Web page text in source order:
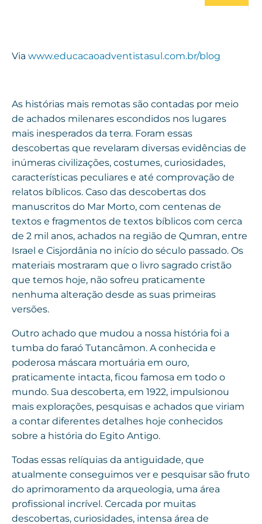
Via www.educacaoadventistasul.com.br/blog
As histórias mais remotas são contadas por meio
de achados milenares escondidos nos lugares
mais inesperados da terra. Foram essas
descobertas que revelaram diversas evidências de
inúmeras civilizações, costumes, curiosidades,
características peculiares e até comprovação de
relatos bíblicos. Caso das descobertas dos
manuscritos do Mar Morto, com centenas de
textos e fragmentos de textos bíblicos com cerca
de 2 mil anos, achados na região de Qumran, entre
Israel e Cisjordânia no início do século passado. Os
materiais mostraram que o livro sagrado cristão
que temos hoje, não sofreu praticamente
nenhuma alteração desde as suas primeiras
versões.
Outro achado que mudou a nossa história foi a
tumba do faraó Tutancâmon. A conhecida e
poderosa máscara mortuária em ouro,
praticamente intacta, ficou famosa em todo o
mundo. Sua descoberta, em 1922, impulsionou
mais explorações, pesquisas e achados que viriam
a contar diferentes detalhes hoje conhecidos
sobre a história do Egito Antigo.
Todas essas relíquias da antiguidade, que
atualmente conseguimos ver e pesquisar são fruto
do aprimoramento da arqueologia, uma área
profissional incrível. Cercada por muitas
descobertas, curiosidades, intensa área de